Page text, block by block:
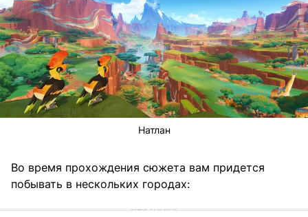
Натлан
Во время прохождения сюжета вам придется
побывать в нескольких городах: